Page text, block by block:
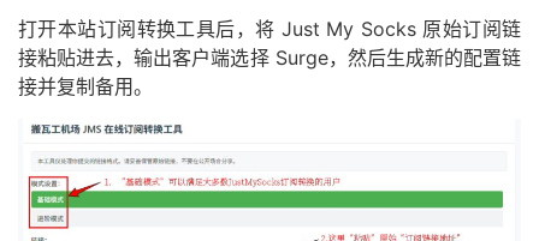
打开本站订阅转换工具后，将 Just My Socks 原始订阅链
接粘贴进去，输出客户端选择 Surge，然后生成新的配置链
接并复制备用。